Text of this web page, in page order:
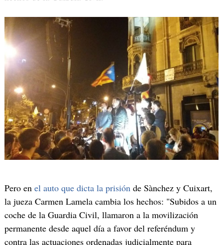
Pero en el auto que dicta la prisiónde Sànchez y Cuixart,
la jueza Carmen Lamela cambia los hechos: "Subidos a un
coche de la Guardia Civil, llamaron a la movilización
permanente desde aquel día a favor del referéndum y
contra las actuaciones ordenadas judicialmente para